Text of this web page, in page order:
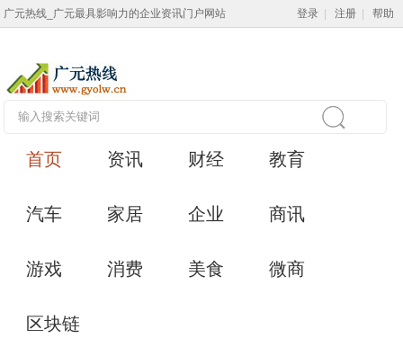
广元热线_广元最具影响力的企业资讯门户网站 登录 注册 帮助
首页 资讯 财经 教育
汽车 家居 企业 商讯
游戏 消费 美食 微商
区块链